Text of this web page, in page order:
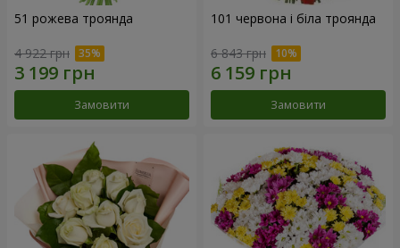
51 рожева троянда
4 922 грн
Замовити
101 червона і біла троянда
6 843 грн
Замовити